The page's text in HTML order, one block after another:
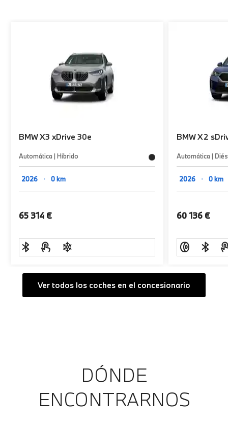
BMWX3 xDrive 30e
Automática | Híbrido
2026 ･ 0 km
65 314 €
BMWX2
Automática |
2026 ･ 0 km
60 136 €
Ver todos los coches en el concesionario
DÓNDE
ENCONTRARNOS